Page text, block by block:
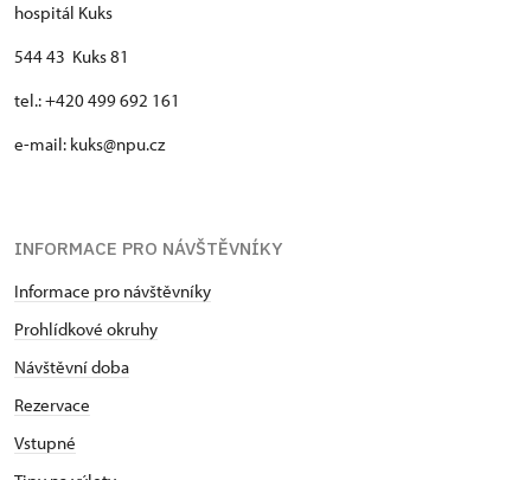
hospitál Kuks
544 43 Kuks 81
tel.: +420 499 692 161
e-mail: kuks@npu.cz
INFORMACE PRO NÁVŠTĚVNÍKY
Informace pro návštěvníky
Prohlídkové okruhy
Návštěvní doba
Rezervace
Vstupné